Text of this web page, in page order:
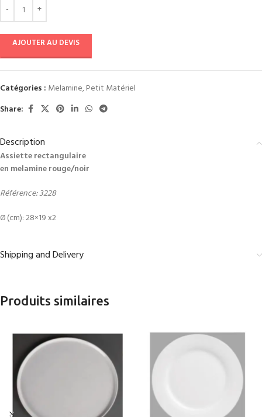
AJOUTER AU DEVIS
Catégories : Melamine,Petit Matériel
Share:
Description
Assiette rectangulaire
en melamine rouge/noir
Référence: 3228
Ø (cm): 28×19 x2
Shipping and Delivery
Produits similaires